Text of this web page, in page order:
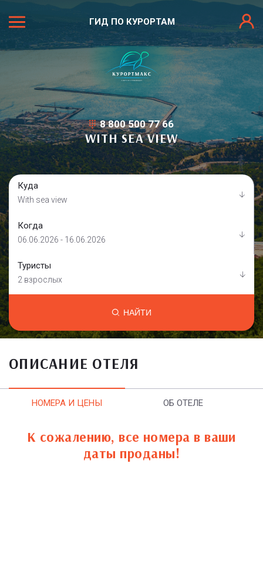
ГИД ПО КУРОРТАМ
8 800 500 77 66
WITH SEA VIEW
Куда
With sea view
Когда
06.06.2026 - 16.06.2026
Туристы
2 взрослых
НАЙТИ
ОПИСАНИЕ ОТЕЛЯ
НОМЕРА И ЦЕНЫ ОБ ОТЕЛЕ
К сожалению, все номера в ваши
даты проданы!